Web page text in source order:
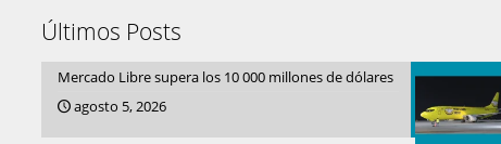
Últimos Posts
Mercado Libre supera los 10 000 millones de dólares
agosto 5, 2026